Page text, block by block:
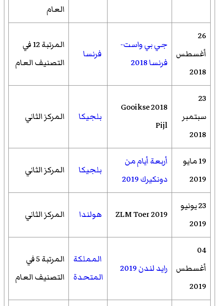
العام
26
أغسطس
2018
جي بي واست-
فرنسا 2018
فرنسا
المرتبة 12 في
التصنيف العام
23
سبتمبر
2018
2018 Gooikse
Pijl
بلجيكا المركز الثاني
19 مايو
2019
أربعة أيام من
دونكيرك 2019
بلجيكا المركز الثاني
23 يونيو
2019
2019 ZLM Toer هولندا المركز الثاني
04
أغسطس
2019
رايد لندن 2019
المملكة
المتحدة
المرتبة 5 في
التصنيف العام